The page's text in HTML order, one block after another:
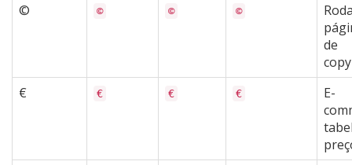
©
© © ©
de
€
€ € €
E-